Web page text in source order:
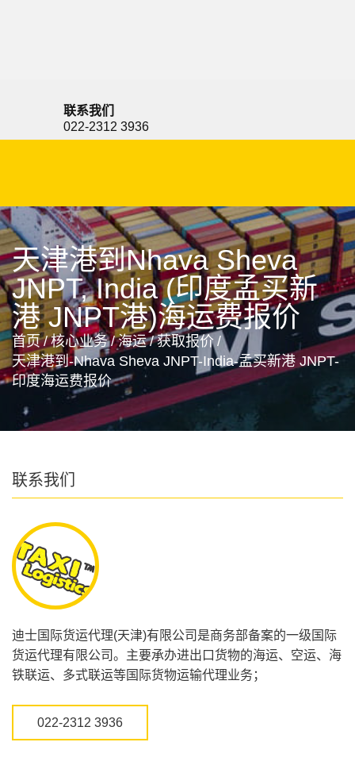
联系我们
022-2312 3936
天津港到Nhava Sheva
JNPT, India (印度孟买新
港 JNPT港)海运费报价
首页 / 核心业务 / 海运 / 获取报价 /
天津港到-Nhava Sheva JNPT-India-孟买新港 JNPT-
印度海运费报价
联系我们
迪士国际货运代理(天津)有限公司是商务部备案的一级国际
货运代理有限公司。主要承办进出口货物的海运、空运、海
铁联运、多式联运等国际货物运输代理业务；
022-2312 3936